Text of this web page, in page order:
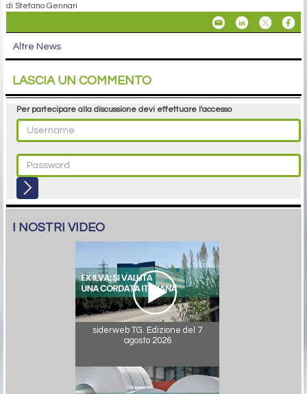
di Stefano Gennari
Altre News
LASCIA UN COMMENTO
Per partecipare alla discussione devi effettuare l'accesso
I NOSTRI VIDEO
siderweb TG. Edizione del 7
agosto 2026